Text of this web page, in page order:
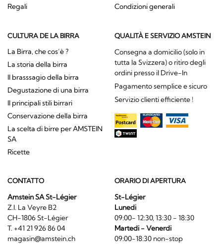
Regali
Condizioni generali
CULTURA DE LA BIRRA
La Birra, che cos’è ?
La storia della birra
Il brasssagio della birra
Degustazione di una birra
Il principali stili birrari
Conservazione della birra
La scelta di birre per AMSTEIN
SA
Ricette
QUALITÀ E SERVIZIO AMSTEIN
Consegna a domicilio (solo in
tutta la Svizzera) o ritiro degli
ordini presso il Drive-In
Pagamento semplice e sicuro
Servizio clienti efficiente !
CONTATTO
Amstein SA St-Légier
Z.I. La Veyre B2
CH-1806 St-Légier
T. +41 21 926 86 04
magasin@amstein.ch
ORARIO DI APERTURA
St-Légier
Lunedi
09:00- 12:30, 13:30 - 18:30
Martedi - Venerdi
09:00-18:30 non-stop